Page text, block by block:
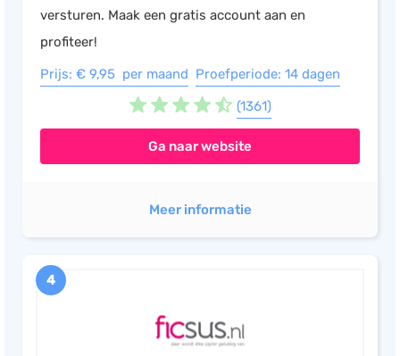
versturen. Maak een gratis account aan en
profiteer!
Prijs: € 9,95 per maand Proefperiode: 14 dagen
(1361)
Ga naar website
Meer informatie
4